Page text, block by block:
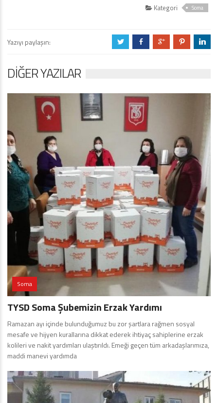
Kategori Soma
Yazıyı paylaşın: a b c d j
DIĞER YAZILAR
Soma
TYSD Soma Şubemizin Erzak Yardımı
Ramazan ayı içinde bulunduğumuz bu zor şartlara rağmen sosyal
mesafe ve hijyen kurallarına dikkat ederek ihtiyaç sahiplerine erzak
kolileri ve nakit yardımları ulaştırıldı. Emeği geçen tüm arkadaşlarımıza,
maddi manevi yardımda